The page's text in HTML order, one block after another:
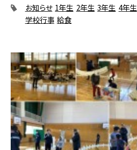
お知らせ 1年生 2年生 3年生 4年生
学校行事 給食